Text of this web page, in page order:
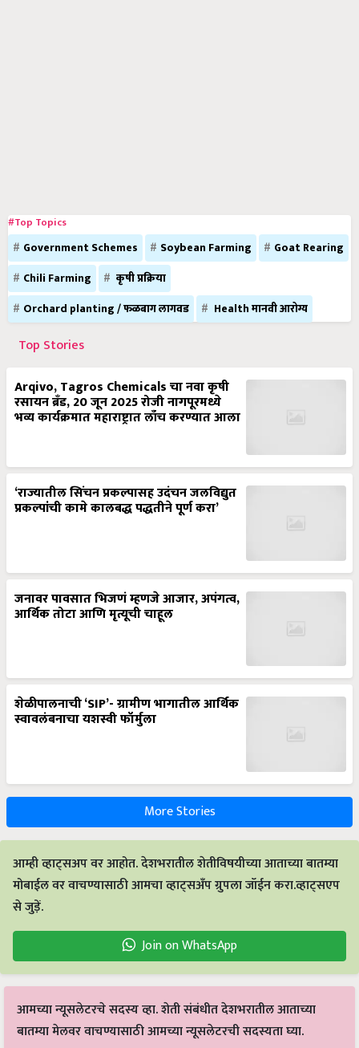
#Top Topics
Government Schemes Soybean Farming
Goat Rearing
Chili Farming
कृषी प्रक्रिया
Orchard planting / फळबाग लागवड
Health मानवी आरोग्य
Top Stories
Arqivo, Tagros Chemicals चा नवा कृषी
रसायन ब्रँड, 20 जून 2025 रोजी नागपूरमध्ये
भव्य कार्यक्रमात महाराष्ट्रात लाँच करण्यात आला
‘राज्यातील सिंचन प्रकल्पासह उदंचन जलविद्युत
प्रकल्पांची कामे कालबद्ध पद्धतीने पूर्ण करा’
जनावर पावसात भिजणं म्हणजे आजार, अपंगत्व,
आर्थिक तोटा आणि मृत्यूची चाहूल
शेळीपालनाची ‘SIP’- ग्रामीण भागातील आर्थिक
स्वावलंबनाचा यशस्वी फॉर्मुला
More Stories
आम्ही व्हाट्सअप वर आहोत. देशभरातील शेतीविषयीच्या आताच्या बातम्या
मोबाईल वर वाचण्यासाठी आमचा व्हाट्सअँप ग्रुपला जॉईन करा.व्हाट्सएप
से जुड़ें.
Join on WhatsApp
आमच्या न्यूसलेटरचे सदस्य व्हा. शेती संबंधीत देशभरातील आताच्या
बातम्या मेलवर वाचण्यासाठी आमच्या न्यूसलेटरची सदस्यता घ्या.